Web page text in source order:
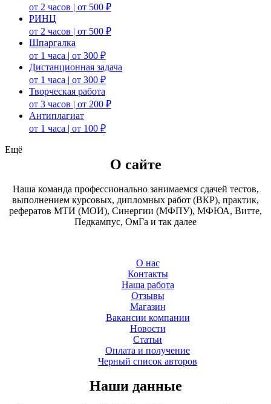
от 2 часов | от 500 ₽
РИНЦ
от 2 часов | от 500 ₽
Шпаргалка
от 1 часа | от 300 ₽
Дистанционная задача
от 1 часа | от 300 ₽
Творческая работа
от 3 часов | от 200 ₽
Антиплагиат
от 1 часа | от 100 ₽
Ещё
О сайте
Наша команда профессионально занимаемся сдачей тестов,
выполнением курсовых, дипломных работ (ВКР), практик,
рефератов МТИ (МОИ), Синергии (МФПУ), МФЮА, Витте,
Педкампус, ОмГа и так далее
О нас
Контакты
Наша работа
Отзывы
Магазин
Вакансии компании
Новости
Статьи
Оплата и получение
Черный список авторов
Наши данные